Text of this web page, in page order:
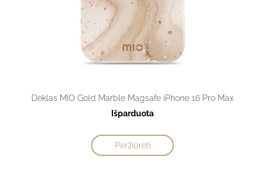
Dėklas MIO Gold Marble Magsafe iPhone 16 Pro Max
Išparduota
Peržiūrėti